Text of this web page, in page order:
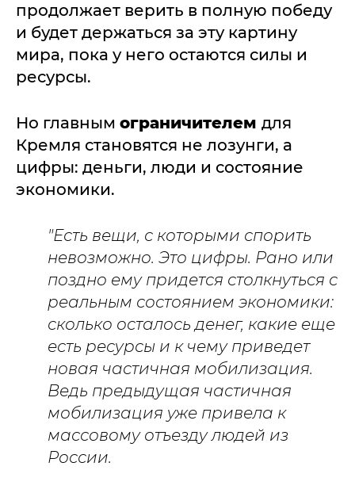
продолжает верить в полную победу
и будет держаться за эту картину
мира, пока у него остаются силы и
ресурсы.
Но главным ограничителем для
Кремля становятся не лозунги, а
цифры: деньги, люди и состояние
экономики.
"Есть вещи, с которыми спорить
невозможно. Это цифры. Рано или
поздно ему придется столкнуться с
реальным состоянием экономики:
сколько осталось денег, какие еще
есть ресурсы и к чему приведет
новая частичная мобилизация.
Ведь предыдущая частичная
мобилизация уже привела к
массовому отъезду людей из
России.